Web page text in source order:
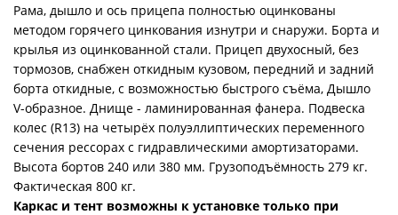
Рама, дышло и ось прицепа полностью оцинкованы
методом горячего цинкования изнутри и снаружи. Борта и
крылья из оцинкованной стали. Прицеп двухосный, без
тормозов, снабжен откидным кузовом, передний и задний
борта откидные, с возможностью быстрого съёма, Дышло
V-образное. Днище - ламинированная фанера. Подвеска
колес (R13) на четырёх полуэллиптических переменного
сечения рессорах с гидравлическими амортизаторами.
Высота бортов 240 или 380 мм. Грузоподъёмность 279 кг.
Фактическая 800 кг.
Каркас и тент возможны к установке только при